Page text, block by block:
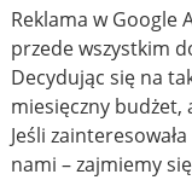
Reklama w Google
przede wszystkim
Decydując się na
miesięczny budżet,
Jeśli
nami – zajmiemy